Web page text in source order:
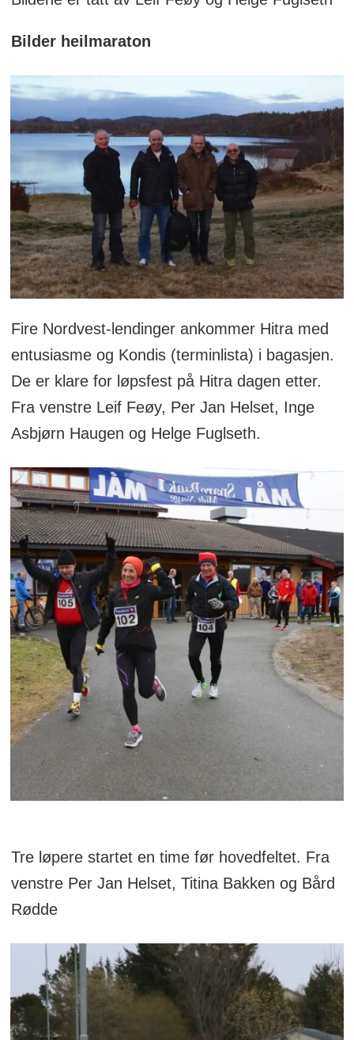
Bilder heilmaraton
Fire Nordvest-lendinger ankommer Hitra med
entusiasme og Kondis (terminlista) i bagasjen.
De er klare for løpsfest på Hitra dagen etter.
Fra venstre Leif Feøy, Per Jan Helset, Inge
Asbjørn Haugen og Helge Fuglseth.
Tre løpere startet en time før hovedfeltet. Fra
venstre Per Jan Helset, Titina Bakken og Bård
Rødde